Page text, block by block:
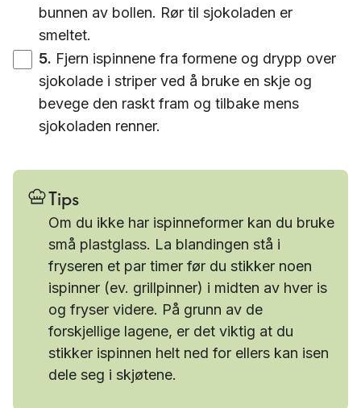
bunnen av bollen. Rør til sjokoladen er
smeltet.
5. Fjern ispinnene fra formene og drypp over
sjokolade i striper ved å bruke en skje og
bevege den raskt fram og tilbake mens
sjokoladen renner.
Tips
Om du ikke har ispinneformer kan du bruke
små plastglass. La blandingen stå i
fryseren et par timer før du stikker noen
ispinner (ev. grillpinner) i midten av hver is
og fryser videre. På grunn av de
forskjellige lagene, er det viktig at du
stikker ispinnen helt ned for ellers kan isen
dele seg i skjøtene.